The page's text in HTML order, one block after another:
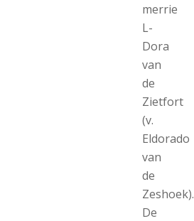
merrie
L-
Dora
van
de
Zietfort
(v.
Eldorado
van
de
Zeshoek).
De